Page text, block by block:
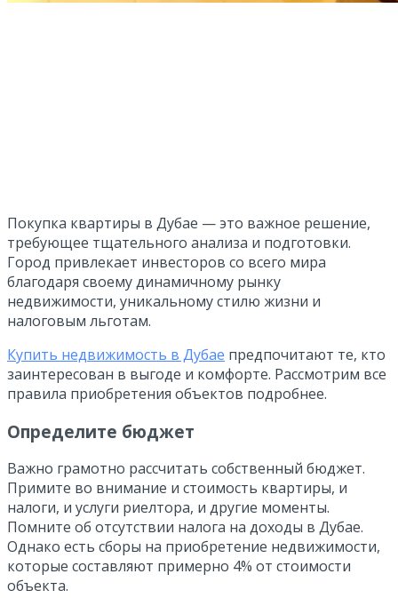
Покупка квартиры в Дубае — это важное решение,
требующее тщательного анализа и подготовки.
Город привлекает инвесторов со всего мира
благодаря своему динамичному рынку
недвижимости, уникальному стилю жизни и
налоговым льготам.
Купить недвижимость в Дубае предпочитают те, кто
заинтересован в выгоде и комфорте. Рассмотрим все
правила приобретения объектов подробнее.
Определите бюджет
Важно грамотно рассчитать собственный бюджет.
Примите во внимание и стоимость квартиры, и
налоги, и услуги риелтора, и другие моменты.
Помните об отсутствии налога на доходы в Дубае.
Однако есть сборы на приобретение недвижимости,
которые составляют примерно 4% от стоимости
объекта.